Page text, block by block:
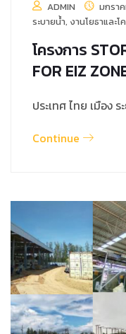
ADMIN มกรา
ระบายน้ำ, งานโยธาและ
โครงการ
FOR EIZ
ประเทศ ไทย เมือง
Continue